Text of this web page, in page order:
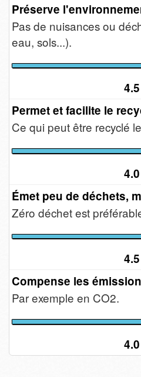
Préserve
Pas de nuisances ou
eau, sols...).
4.5
Permet et facilite le
Ce qui peut être recyclé
4.0
Émet peu de déchets,
Zéro déchet est
4.5
Compense les
Par exemple en CO2.
4.0